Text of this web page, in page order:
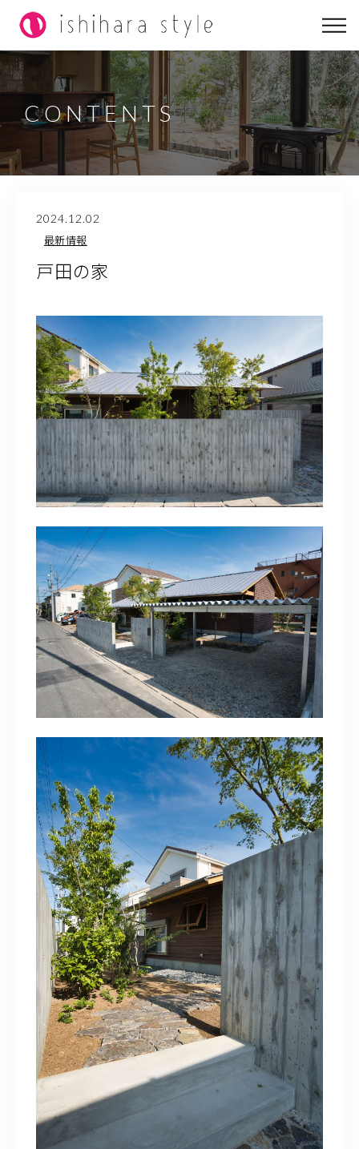
CONTENTS
2024.12.02
最新情報
戸田の家
イシハラスタイルについて
こだわりラボ
実例集
営業時間 8:00～18:00（日祝定休）
お問い合わせ・資料請求